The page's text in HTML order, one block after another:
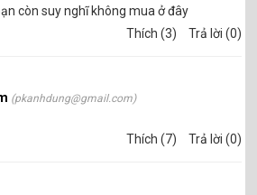
còn suy nghĩ không mua ở đây
Thích (3)
Trả lời (0)
(pkanhdung@gmail.com)
Thích (7)
Trả lời (0)